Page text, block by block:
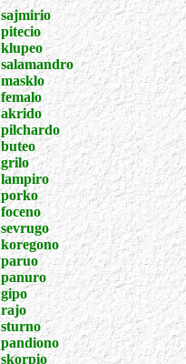
sajmirio
pitecio
klupeo
salamandro
masklo
femalo
akrido
pilchardo
buteo
grilo
lampiro
porko
foceno
sevrugo
koregono
paruo
panuro
gipo
rajo
sturno
pandiono
skorpio